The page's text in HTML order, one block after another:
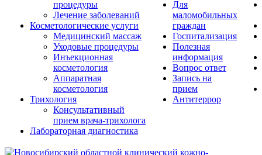
процедуры
Лечение заболеваний
Косметологические услуги
Медицинский массаж
Уходовые процедуры
Инъекционная
косметология
Аппаратная
косметология
Трихология
Консультативный
прием врача-трихолога
Лабораторная диагностика
Для
маломобильных
граждан
Госпитализация
Полезная
информация
Вопрос ответ
Запись на
прием
Антитеррор